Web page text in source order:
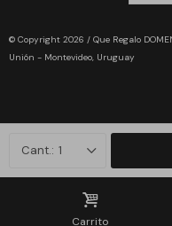
Carrito
1
© Copyright 2026 / Que Regalo
Unión - Montevideo, Uruguay